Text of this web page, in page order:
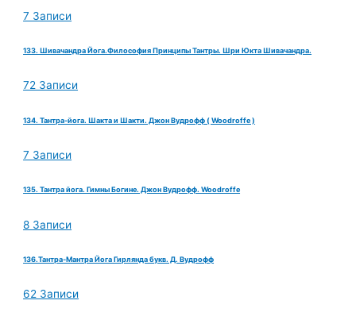
7 Записи
133. Шивачандра Йога.Философия Принципы Тантры. Шри Юкта Шивачандра.
72 Записи
134. Тантра-йога. Шакта и Шакти. Джон Вудрофф ( Woodroffe )
7 Записи
135. Тантра йога. Гимны Богине. Джон Вудрофф. Woodroffe
8 Записи
136.Тантра-Мантра Йога Гирлянда букв. Д. Вудрофф
62 Записи